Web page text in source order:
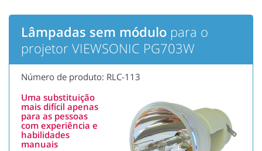
Lâmpadas sem módulo para o
projetor VIEWSONIC PG703W
Número de produto: RLC-113
Uma substituição
mais difícil apenas
para as pessoas
com experiência e
habilidades
manuais